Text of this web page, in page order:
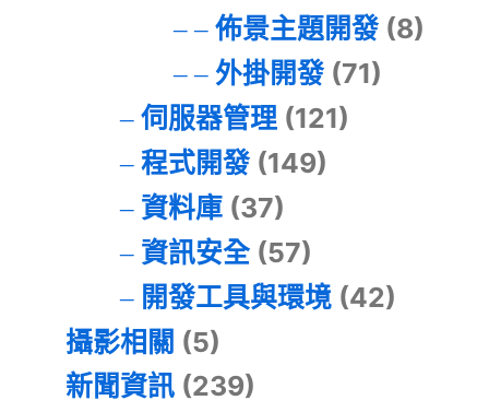
佈景主題開發(8)
外掛開發(71)
伺服器管理(121)
程式開發(149)
資料庫(37)
資訊安全(57)
開發工具與環境(42)
攝影相關 (5)
新聞資訊 (239)